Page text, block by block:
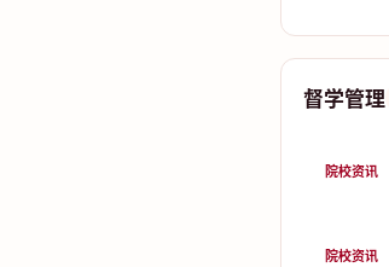
督学管理
院校资讯
院校资讯